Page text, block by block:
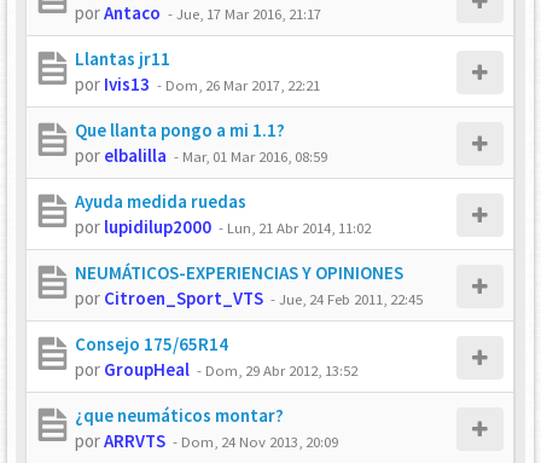
porAntaco -Jue, 17 Mar 2016, 21:17
Llantas jr11
por Ivis13 - Dom, 26 Mar 2017, 22:21
Que llanta pongo a mi 1.1?
por elbalilla - Mar, 01 Mar 2016, 08:59
Ayuda medida ruedas
por lupidilup2000 - Lun, 21 Abr 2014, 11:02
NEUMÁTICOS-EXPERIENCIAS Y OPINIONES
por Citroen_Sport_VTS -Jue, 24 Feb 2011, 22:45
Consejo 175/65R14
por GroupHeal - Dom, 29 Abr 2012, 13:52
¿que neumáticos montar?
porARRVTS - Dom, 24 Nov 2013, 20:09